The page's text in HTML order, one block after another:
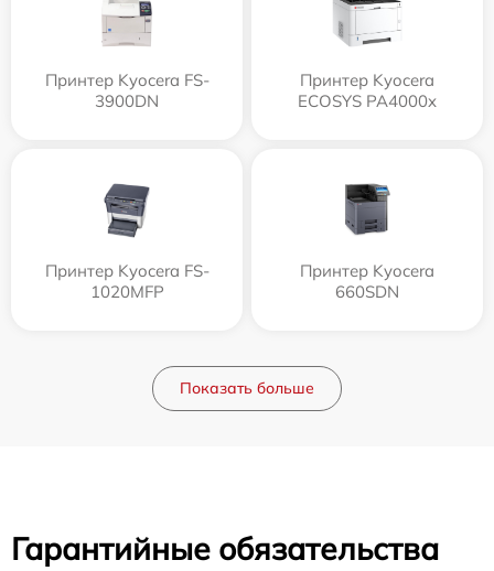
Принтер Kyocera FS-
3900DN
Принтер Kyocera
ECOSYS PA4000x
Принтер Kyocera FS-
1020MFP
Принтер Kyocera
660SDN
Показать больше
Гарантийные обязательства